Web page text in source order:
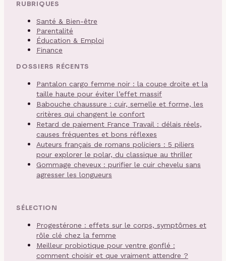
RUBRIQUES
Santé & Bien-être
Parentalité
Éducation & Emploi
Finance
DOSSIERS RÉCENTS
Pantalon cargo femme noir : la coupe droite et la
taille haute pour éviter l’effet massif
Babouche chaussure : cuir, semelle et forme, les
critères qui changent le confort
Retard de paiement France Travail : délais réels,
causes fréquentes et bons réflexes
Auteurs français de romans policiers : 5 piliers
pour explorer le polar, du classique au thriller
Gommage cheveux : purifier le cuir chevelu sans
agresser les longueurs
SÉLECTION
Progestérone : effets sur le corps, symptômes et
rôle clé chez la femme
Meilleur probiotique pour ventre gonflé :
comment choisir et que vraiment attendre ?